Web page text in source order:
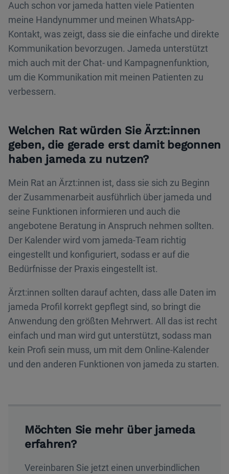
Auch schon vor jameda hatten viele Patienten
meine Handynummer und meinen WhatsApp-
Kontakt, was zeigt, dass sie die einfache und direkte
Kommunikation bevorzugen. Jameda unterstützt
mich auch mit der Chat- und Kampagnenfunktion,
um die Kommunikation mit meinen Patienten zu
verbessern.
Welchen Rat würden Sie Ärzt:innen
geben, die gerade erst damit begonnen
haben jameda zu nutzen?
Mein Rat an Ärzt:innen ist, dass sie sich zu Beginn
der Zusammenarbeit ausführlich über jameda und
seine Funktionen informieren und auch die
angebotene Beratung in Anspruch nehmen sollten.
Der Kalender wird vom jameda-Team richtig
eingestellt und konfiguriert, sodass er auf die
Bedürfnisse der Praxis eingestellt ist.
Ärzt:innen sollten darauf achten, dass alle Daten im
jameda Profil korrekt gepflegt sind, so bringt die
Anwendung den größten Mehrwert. All das ist recht
einfach und man wird gut unterstützt, sodass man
kein Profi sein muss, um mit dem Online-Kalender
und den anderen Funktionen von jameda zu starten.
Möchten Sie mehr über jameda
erfahren?
Vereinbaren Sie jetzt einen unverbindlichen